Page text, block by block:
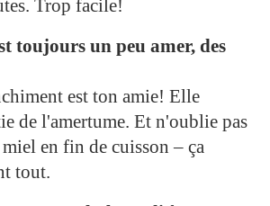
Trop facile!
toujours un peu amer, des
est ton amie! Elle
de l'amertume. Et n'oublie pas
en fin de cuisson – ça
tout.